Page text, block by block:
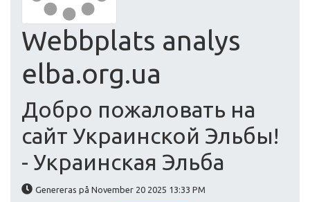
Webbplats analys
elba.org.ua
Добро пожаловать на
сайт Украинской Эльбы!
- Украинская Эльба
Genereras på November 20 2025 13:33 PM